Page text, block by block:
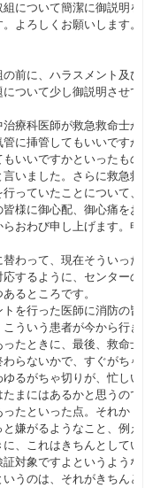
について簡潔に御説明を
よろしくお願いします。
前に、ハラスメント及び
ついて少し御説明させて
療科医師が救急救命士か
に挿管してもいいですか
いいですかといったもの
いました。さらに救急救
っていたことについて、
様に御心配、御心痛をお
おわび申し上げます。申
わって、現在そういった
するように、センターの
るところです。
を行った医師に消防の皆
ういう患者が今から行き
たときに、最後、救命士
らないかで、すぐがちゃ
るがちゃ切りが、忙しい
まにはあるかと思うので
たといった点。それか
嫌がるようなこと、例え
、これはきちんとしてい
対象ですよというような
うのは、それがきちんと